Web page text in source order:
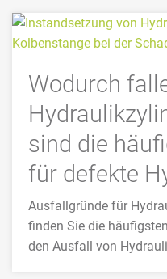
Ablauf einer
Die Reparatur eines
insbesondere bei
preiswertere
Zylinders.
>>> MEHR
Wodurch
sind die
für defekte
Ausfallgründe für
finden Sie die
den Ausfall von